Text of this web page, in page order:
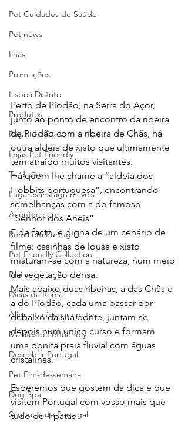
Pet Cuidados de Saúde
Pet news
Ilhas
Promoções
Lisboa Distrito
Produtos
Raças de Cães
Lojas Pet Friendly
Tradições
Lugares instagramáveis
Acontece em
Romã em Portugal
Pet Friendly Collection
Praias
Dicas da Romã
Alimentação para pets
Manifesto Petfriendly
Descobrir Portugal
Pet Fim-de-semana
Dog Spa
Símbolos de Portugal
Perto de Piódão, na Serra do Açor,
junto ao ponto de encontro da ribeira
de Piódão com a ribeira de Chãs, há
outra aldeia de xisto que ultimamente
tem atraído muitos visitantes.
Há quem lhe chame a “aldeia dos
Hobbits portuguesa”, encontrando
semelhanças com a do famoso
“Senhor dos Anéis”
E de facto, é digna de um cenário de
filme: casinhas de lousa e xisto
misturam-se com a natureza, num meio
de vegetação densa.
Mais abaixo duas ribeiras, a das Chãs e
a do Piódão, cada uma passar por
debaixo da sua ponte, juntam-se
depois num único curso e formam
uma bonita praia fluvial com águas
cristalinas.
Esperemos que gostem da dica e que
visitem Portugal com vosso mais que
tudo de 4 patas